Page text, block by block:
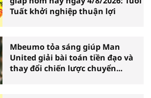
Tuất khởi nghiệp thuận lợi
Mbeumo tỏa sáng giúp Man
United giải bài toán tiền đạo và
thay đổi chiến lược chuyển